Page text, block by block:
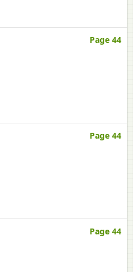
Page 44
Page 44
Page 44